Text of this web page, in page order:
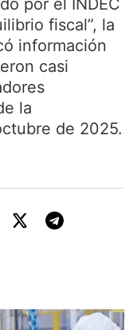
por el INDEC
fiscal”, la
información
casi
la
de 2025.